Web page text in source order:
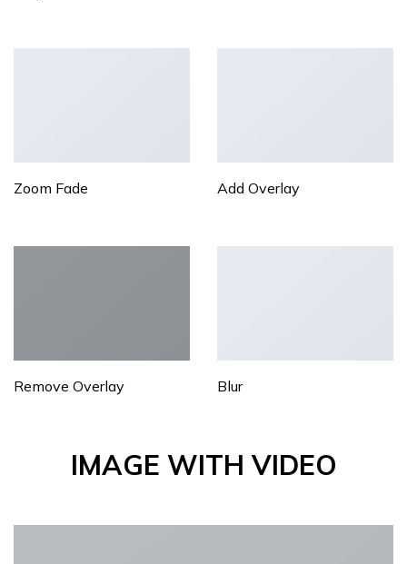
Zoom Fade Add Overlay
Remove Overlay Blur
IMAGE WITH VIDEO